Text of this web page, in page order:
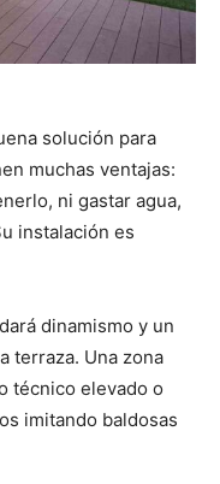
solución para
muchas ventajas:
ni gastar agua,
instalación es
dará dinamismo y un
terraza. Una zona
técnico elevado o
imitando baldosas